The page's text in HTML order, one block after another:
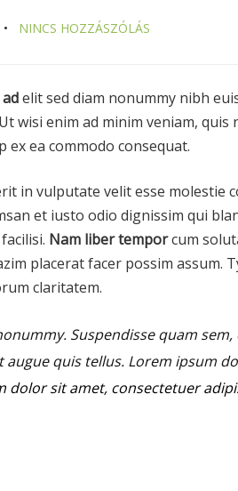
NINCS HOZZÁSZÓLÁS
adelit sed diam nonummy nibh
wisi enim ad minim veniam, quis
ea commodo consequat.
in vulputate velit esse molestie
et iusto odio dignissim qui
Nam liber temporcum
placerat facer possim assum.
claritatem.
Suspendisse quam
quis tellus. Lorem ipsum
dolor sit amet, consectetuer